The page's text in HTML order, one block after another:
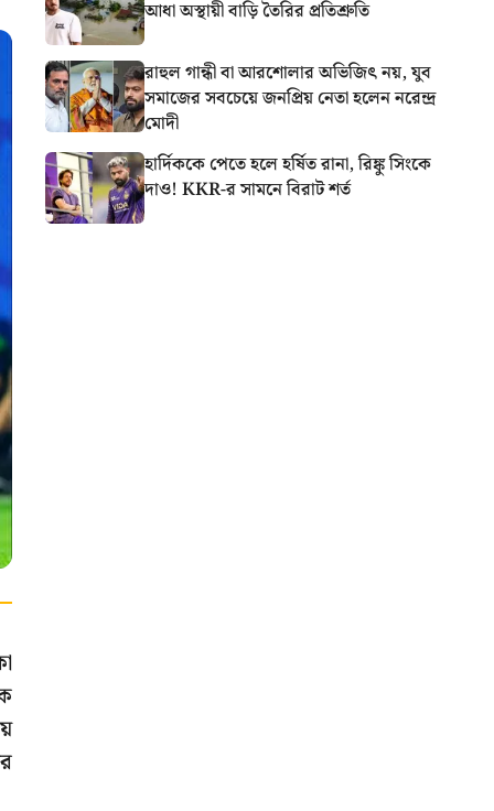
আধা অস্থায়ী বাড়ি তৈরির প্রতিশ্রুতি
রাহুল গান্ধী বা আরশোলার অভিজিৎ নয়, যুব
সমাজের সবচেয়ে জনপ্রিয় নেতা হলেন নরেন্দ্র
মোদী
হার্দিককে পেতে হলে হর্ষিত রানা, রিঙ্কু সিংকে
দাও! KKR-র সামনে বিরাট শর্ত